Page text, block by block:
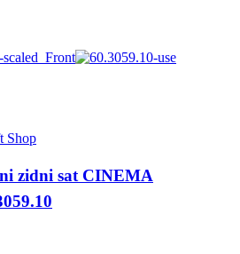
Shop
zidni sat CINEMA